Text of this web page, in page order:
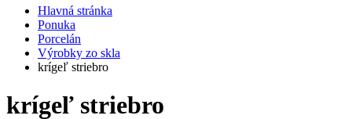
Hlavná stránka
Ponuka
Porcelán
Výrobky zo skla
krígeľ striebro
krígeľ striebro